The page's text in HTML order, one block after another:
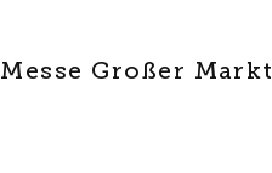
Messe Großer Markt